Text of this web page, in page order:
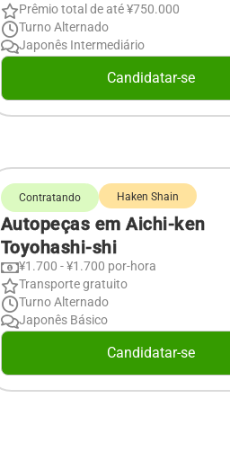
Prêmio total de até ¥750.000
Turno Alternado
Japonês Intermediário
Candidatar-se
Contratando Haken Shain
Autopeças em Aichi-ken
Toyohashi-shi
¥1.700 - ¥1.700 por-hora
Transporte gratuito
Turno Alternado
Japonês Básico
Candidatar-se